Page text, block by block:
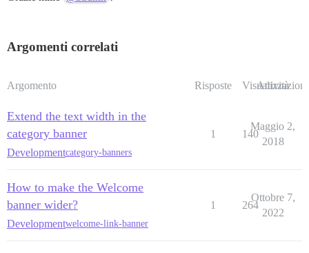
Argomenti correlati
Argomento Risposte Visualizzazioni
Attività
Extend the text width in the
category banner
Developmentcategory-banners
1 140
Maggio 2,
2018
How to make the Welcome
banner wider?
Developmentwelcome-link-banner
1 264
Ottobre 7,
2022